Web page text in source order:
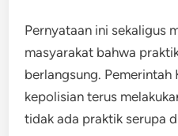
Pernyataan ini sekaligus
masyarakat bahwa
berlangsung. Pemerintah
kepolisian terus
tidak ada praktik serupa